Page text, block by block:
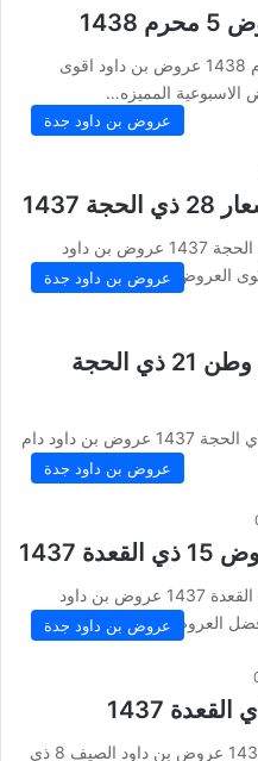
عروض بن داود اقوى العروض 5 محرم 1438 عروض بن داود اقوى
عروض بن داود جدة
عروض بن داود تحطيم الاسعار 28 ذي الحجة 1437 عروض بن داود
عروض بن داود جدة
عروض بن داود دام عزك يا وطن 21 ذي الحجة
عروض بن داود دام عزك يا وطن 21 ذي الحجة 1437 عروض بن داود دام
عروض بن داود جدة
1437
عروض بن داود احدث العروض 15 ذي القعدة 1437 عروض بن داود
عروض بن داود جدة
عروض بن داود الصيف 8 ذي القعدة 1437 عروض بن داود الصيف 8 ذي